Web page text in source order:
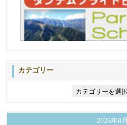
カテゴリー
2026年8月